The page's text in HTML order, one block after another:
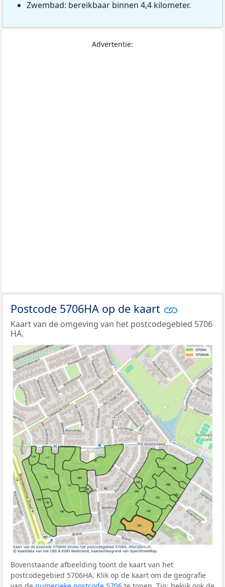
Zwembad: bereikbaar binnen 4,4 kilometer.
Advertentie:
Postcode 5706HA op de kaart
Kaart van de omgeving van het postcodegebied 5706
HA.
Bovenstaande afbeelding toont de kaart van het
postcodegebied 5706HA. Klik op de kaart om de geografie